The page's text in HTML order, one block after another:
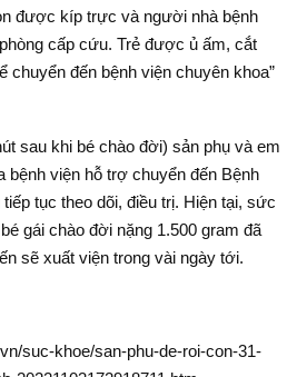
được kíp trực và người nhà bệnh
cấp cứu. Trẻ được ủ ấm, cắt
chuyển đến bệnh viện chuyên khoa”
sau khi bé chào đời) sản phụ và em
bệnh viện hỗ trợ chuyển đến Bệnh
tục theo dõi, điều trị. Hiện tại, sức
gái chào đời nặng 1.500 gram đã
sẽ xuất viện trong vài ngày tới.
suc-khoe/san-phu-de-roi-con-31-